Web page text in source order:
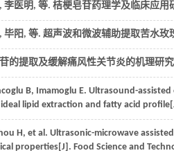
李医明, 等. 桔梗皂苷药理学及临床应用
毕阳, 等. 超声波和微波辅助提取苦水
的提取及缓解痛风性关节炎的机理研
B, Imamoglu E. Ultrasound-
lipid extraction and fatty acid
H, et al. Ultrasonic-microwave
properties[J]. Food Science and